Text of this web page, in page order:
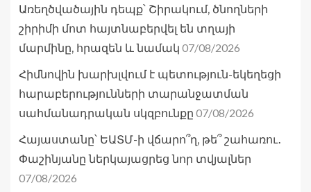
Առեղծվածային դեպք՝ Շիրակում, ծնողների
շիրիմի մոտ հայտնաբերվել են տղայի
մարմինը, հրազեն և նամակ 07/08/2026
Հիմնովին խարխլվում է պետություն-եկեղեցի
հարաբերությունների տարանջատման
սահմանադրական սկզբունքը 07/08/2026
Հայաստանը՝ ԵԱՏՄ-ի վճարո՞ղ, թե՞ շահառու․
Փաշինյանը ներկայացրեց նոր տվյալներ
07/08/2026